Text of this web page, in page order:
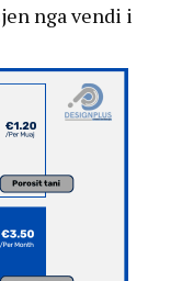
nga vendi i